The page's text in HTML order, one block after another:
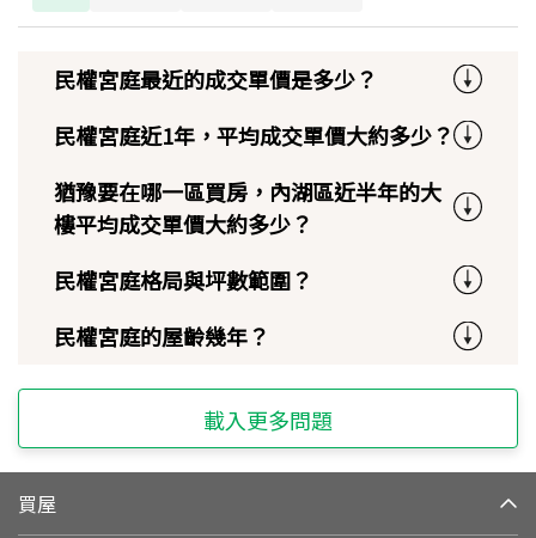
民權宮庭最近的成交單價是多少？
民權宮庭近1年，平均成交單價大約多少？
猶豫要在哪一區買房，內湖區近半年的大
樓平均成交單價大約多少？
民權宮庭格局與坪數範圍？
民權宮庭的屋齡幾年？
載入更多問題
買屋